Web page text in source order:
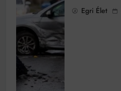
Egri Élet